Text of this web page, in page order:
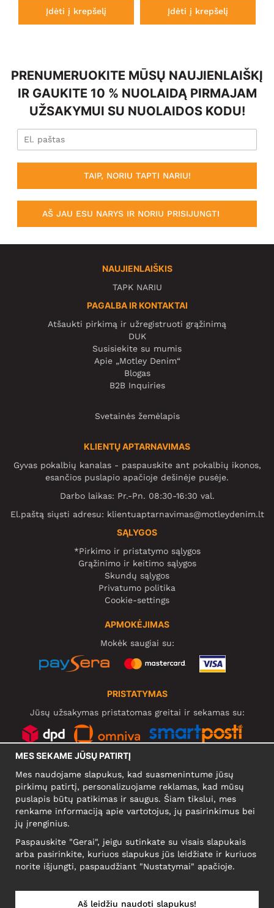
Įdėti į krepšelį Įdėti į krepšelį
PRENUMERUOKITE MŪSŲ NAUJIENLAIŠKĮ
IR GAUKITE 10 % NUOLAIDĄ PIRMAJAM
UŽSAKYMUI SU NUOLAIDOS KODU!
TAIP, NORIU TAPTI NARIU!
AŠ JAU ESU NARYS IR NORIU PRISIJUNGTI
NAUJIENLAIŠKIS
TAPK NARIU
PAGALBA IR KONTAKTAI
Atšaukti pirkimą ir užregistruoti grąžinimą
DUK
Susisiekite su mumis
Apie „Motley Denim“
Blogas
B2B Inquiries
Svetainės žemėlapis
KLIENTŲ APTARNAVIMAS
Gyvas pokalbių kanalas - paspauskite ant pokalbių ikonos,
esančios puslapio apačioje dešinėje pusėje.
Darbo laikas: Pr.-Pn. 08:30-16:30 val.
El.paštą siųsti adresu: klientuaptarnavimas@motleydenim.lt
SĄLYGOS
*Pirkimo ir pristatymo sąlygos
Grąžinimo ir keitimo sąlygos
Skundų sąlygos
Privatumo politika
Cookie-settings
APMOKĖJIMAS
Mokėk saugiai su:
PRISTATYMAS
Jūsų užsakymas pristatomas greitai ir sekamas su:
KOMPANIJA
Narva mnt 5, EE-10117 Tallinn
Reg: 12356245
MES SEKAME JŪSŲ PATIRTĮ
Mes naudojame slapukus, kad suasmenintume jūsų
pirkimų patirtį, personalizuojame reklamas, kad mūsų
puslapis būtų patikimas ir saugus. Šiam tikslui, mes
renkame informaciją apie vartotojus, jų pasirinkimus bei
jų įrenginius.
Paspauskite "Gerai", jeigu sutinkate su visais slapukais
arba pasirinkite, kuriuos slapukus jūs leidžiate ir kuriuos
norite išjungti, paspaudžiant "Nustatymai" apačioje.
Aš leidžiu naudoti slapukus!